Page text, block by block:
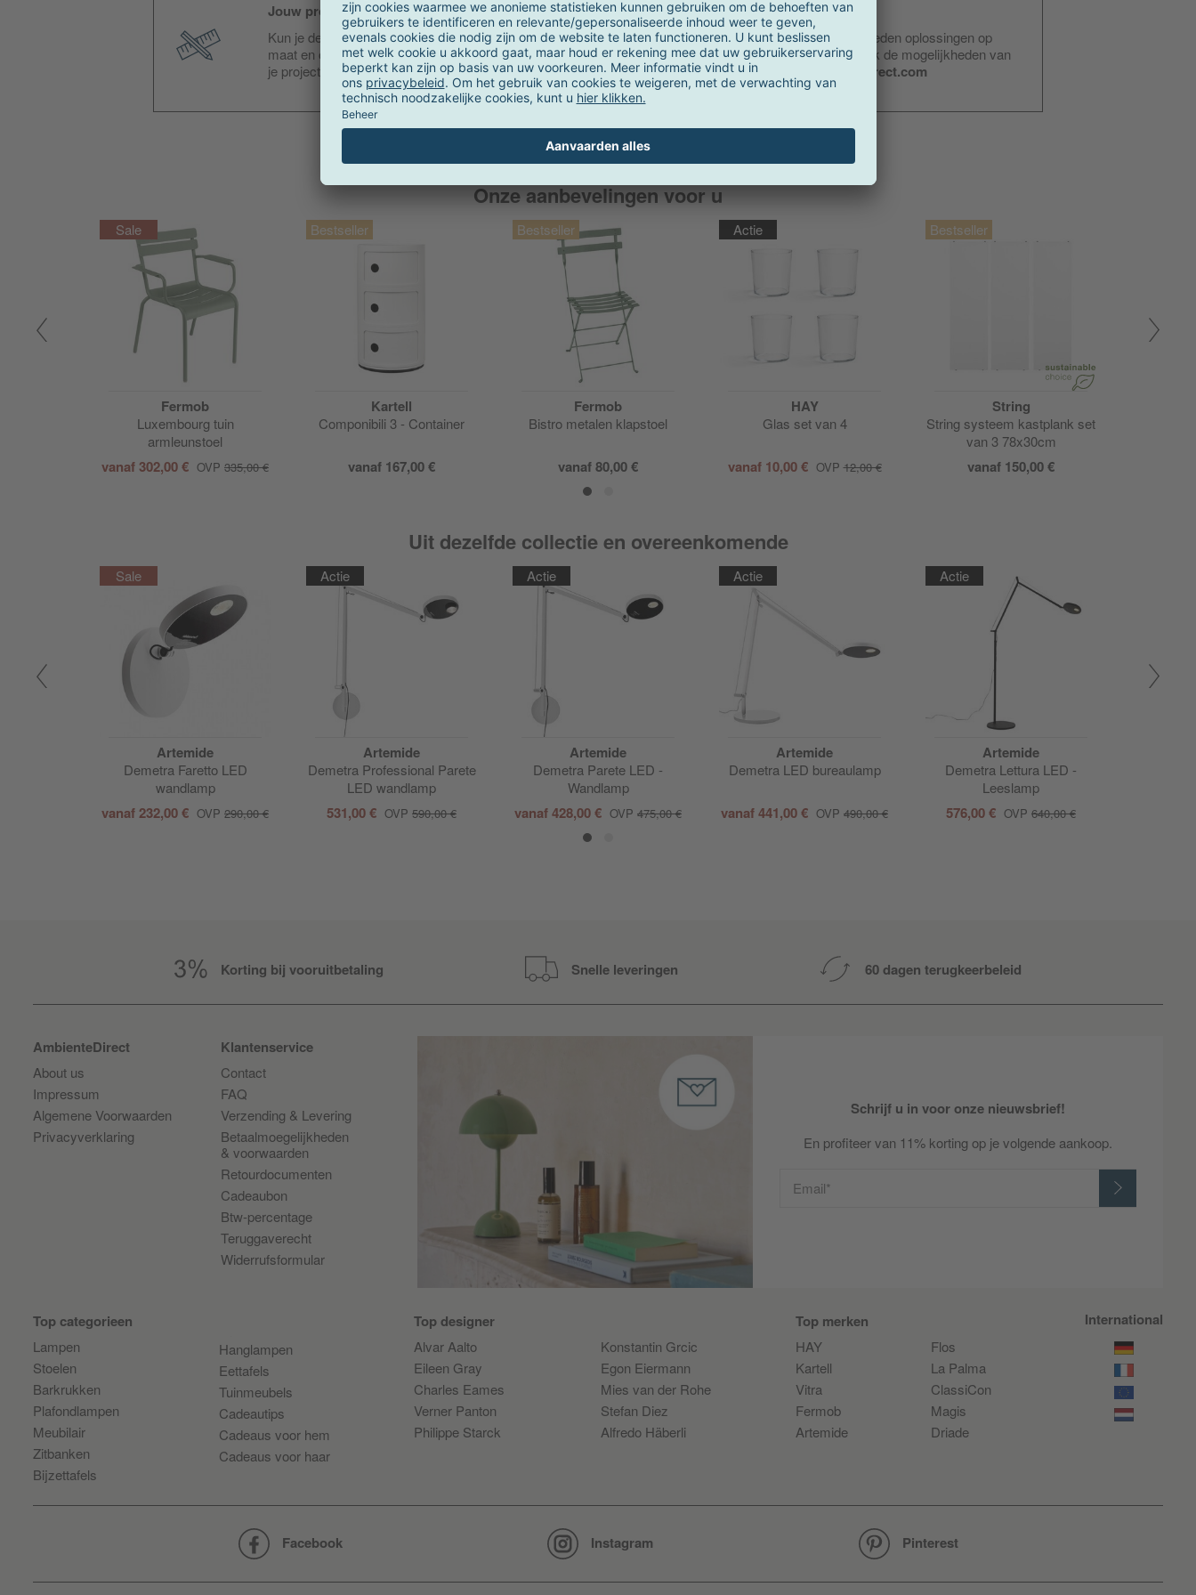
Jouw project - onze professionele realisatie
Kun je de gewenste versie van dit product niet vinden? Of wil je een grotere hoeveelheid bestellen? Wij bieden oplossingen op
maat en ondersteunen je met individuele meubelstukken, kameroplossingen of totaalconcepten. Bespreek de mogelijkheden van
je project met ons team "Ambiente Projects". Neem contact met ons op via e-mail: projekt@ambientedirect.com
Onze aanbevelingen voor u
Fermob
Luxembourg tuin
armleunstoel
vanaf302,00 € OVP 335,00 €
Kartell
Componibili 3 - Container
vanaf 167,00 €
Fermob
Bistro metalen klapstoel
vanaf80,00 €
Actie
HAY
Glas set van 4
vanaf 10,00 € OVP12,00 €
String
String systeem kastplank set
van 3 78x30cm
vanaf 150,00 €
Uit dezelfde collectie en overeenkomende
Artemide
Demetra Faretto LED
wandlamp
vanaf232,00 € OVP 290,00 €
Actie
Artemide
Demetra Professional Parete
LED wandlamp
531,00 € OVP 590,00 €
Actie
Artemide
Demetra Parete LED -
Wandlamp
vanaf428,00 € OVP 475,00 €
Actie
Artemide
Demetra LED bureaulamp
vanaf441,00 € OVP 490,00 €
Actie
Artemide
Demetra Lettura LED -
Leeslamp
576,00 € OVP 640,00 €
Korting bij vooruitbetaling Snelle leveringen 60 dagen terugkeerbeleid
Schrijf u in voor onze nieuwsbrief!
En profiteer van 11% korting op je volgende aankoop.
Email*
AmbienteDirect
About us
Impressum
Algemene Voorwaarden
Privacyverklaring
Klantenservice
Contact
FAQ
Verzending & Levering
Betaalmoegelijkheden
& voorwaarden
Retourdocumenten
Cadeaubon
Btw-percentage
Teruggaverecht
Widerrufsformular
Top categorieen
Lampen
Stoelen
Barkrukken
Plafondlampen
Meubilair
Zitbanken
Bijzettafels
Hanglampen
Eettafels
Tuinmeubels
Cadeautips
Cadeaus voor hem
Cadeaus voor haar
Top designer
Alvar Aalto
Eileen Gray
Charles Eames
Verner Panton
Philippe Starck
Konstantin Grcic
Egon Eiermann
Mies van der Rohe
Stefan Diez
Alfredo Häberli
Top merken
HAY
Kartell
Vitra
Fermob
Artemide
Flos
La Palma
ClassiCon
Magis
Driade
International
Facebook Instagram Pinterest